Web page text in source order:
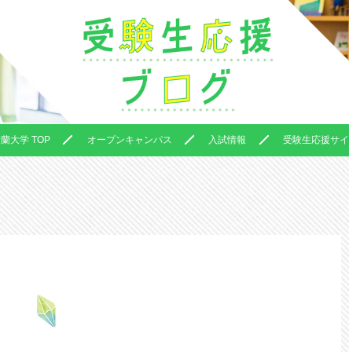
大学 TOP オープンキャンパス 入試情報 受験生応援サ